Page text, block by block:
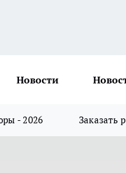
Новости
- 2026 Заказать